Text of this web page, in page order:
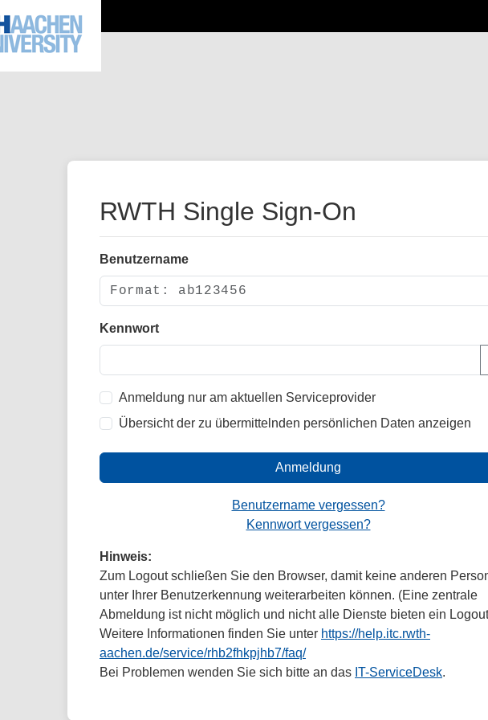
RWTH Single Sign-On
Benutzername
Kennwort
Anmeldung nur am aktuellen Serviceprovider
Übersicht der zu übermittelnden persönlichen Daten anzeigen
Anmeldung
Benutzername vergessen?
Kennwort vergessen?
Hinweis:
Zum Logout schließen Sie den Browser, damit keine anderen
unter Ihrer Benutzerkennung weiterarbeiten können. (Eine zentrale
Abmeldung ist nicht möglich und nicht alle Dienste bieten ein
Weitere Informationen finden Sie unter https://help.itc.rwth-
aachen.de/service/rhb2fhkpjhb7/faq/
Bei Problemen wenden Sie sich bitte an das IT-ServiceDesk.